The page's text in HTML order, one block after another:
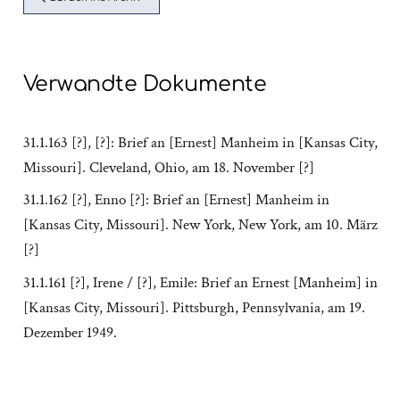
Verwandte Dokumente
31.1.163 [?], [?]: Brief an [Ernest] Manheim in [Kansas City,
Missouri]. Cleveland, Ohio, am 18. November [?]
31.1.162 [?], Enno [?]: Brief an [Ernest] Manheim in
[Kansas City, Missouri]. New York, New York, am 10. März
[?]
31.1.161 [?], Irene / [?], Emile: Brief an Ernest [Manheim] in
[Kansas City, Missouri]. Pittsburgh, Pennsylvania, am 19.
Dezember 1949.